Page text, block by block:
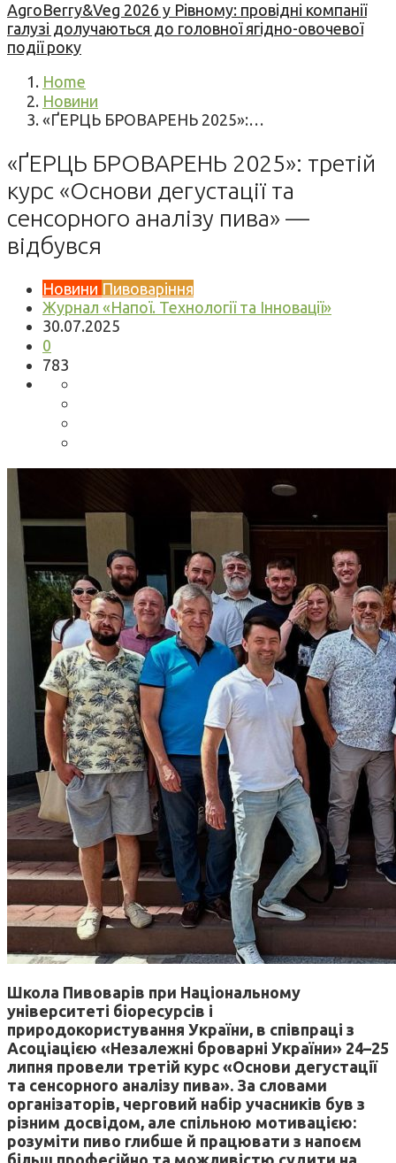
AgroBerry&Veg 2026 у Рівному: провідні компанії
галузі долучаються до головної ягідно-овочевої
події року
Home
Новини
«ҐЕРЦЬ БРОВАРЕНЬ 2025»:…
«ҐЕРЦЬ БРОВАРЕНЬ 2025»: третій
курс «Основи дегустації та
сенсорного аналізу пива» —
відбувся
Новини Пивоваріння
Журнал «Напої. Технології та Інновації»
30.07.2025
0
783
Школа Пивоварів при Національному
університеті біоресурсів і
природокористування України, в співпраці з
Асоціацією «Незалежні броварні України» 24–25
липня провели третій курс «Основи дегустації
та сенсорного аналізу пива». За словами
організаторів, черговий набір учасників був з
різним досвідом, але спільною мотивацією:
розуміти пиво глибше й працювати з напоєм
більш професійно та можливістю судити на